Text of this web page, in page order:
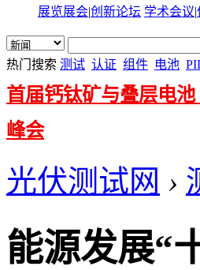
展览展会|创新论坛 学术会议|
热门搜索 测试 认证 组件 电池
首届钙钛矿与叠层电
峰会
光伏测试网 ›
能源发展“